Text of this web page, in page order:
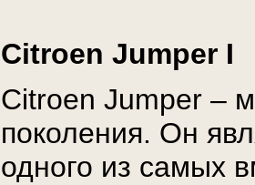
Citroen Jumper I
Citroen Jumper –
поколения. Он
одного из самых